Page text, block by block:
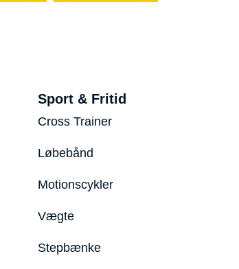
Sport & Fritid
Cross Trainer
Løbebånd
Motionscykler
Vægte
Stepbænke